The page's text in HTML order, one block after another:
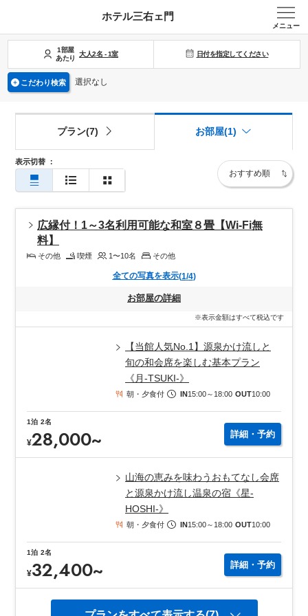
ホテル三右ェ門
メニュー
1部屋
あたり
大人2名 -1室 日付を指定してください
こだわり検索 選択なし
表示切替 ：
プラン(7) お部屋(1)
全ての写真を表示(1/4)
広縁付！1～3名利用可能な和室８畳【Wi-Fi無
料】
その他 喫煙 1〜10名 その他
お部屋の詳細
※表示金額はすべて税込です
【当館人気No.1】源泉かけ流しと
旬の和会席を楽しむ基本プラン
《月-TSUKI-》
朝・夕食付 IN15:00～ 18:00 OUT10:00
1泊 2名
¥28,000~ 詳細・予約
山海の恵みを味わうおもてなし会席
と源泉かけ流し温泉の宿《星-
HOSHI-》
朝・夕食付 IN15:00～ 18:00 OUT10:00
1泊 2名
¥32,400~ 詳細・予約